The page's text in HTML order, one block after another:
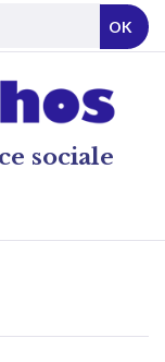
sociale
OK